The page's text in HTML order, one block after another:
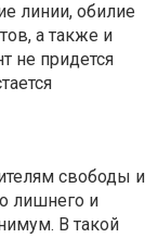
линии, обилие
а также и
не придется
свободы и
лишнего и
В такой